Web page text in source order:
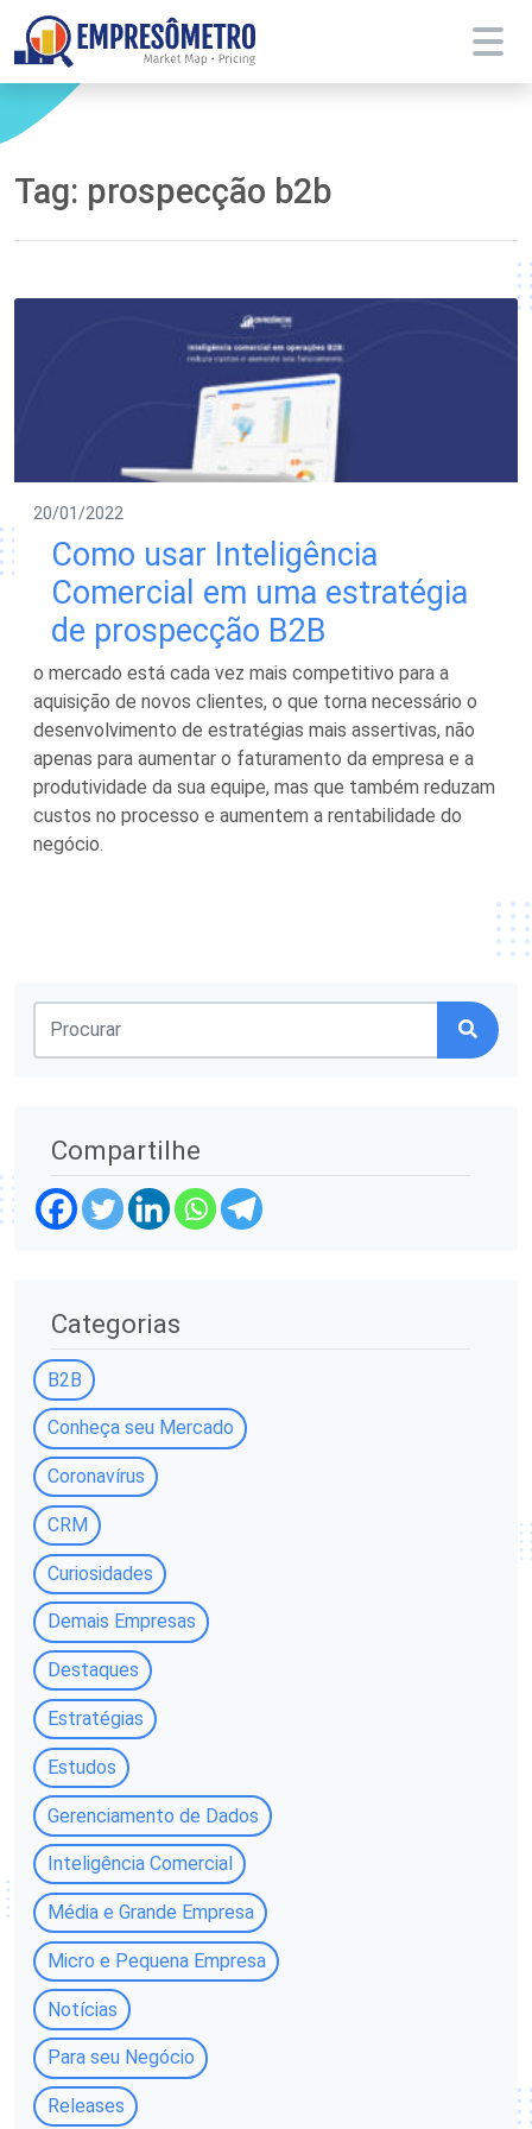
Tag: prospecção b2b
20/01/2022
Como usar Inteligência
Comercial em uma estratégia
de prospecção B2B
o mercado está cada vez mais competitivo para a
aquisição de novos clientes, o que torna necessário o
desenvolvimento de estratégias mais assertivas, não
apenas para aumentar o faturamento da empresa e a
produtividade da sua equipe, mas que também reduzam
custos no processo e aumentem a rentabilidade do
negócio.
Compartilhe
Categorias
B2B
Conheça seu Mercado
Coronavírus
CRM
Curiosidades
Demais Empresas
Destaques
Estratégias
Estudos
Gerenciamento de Dados
Inteligência Comercial
Média e Grande Empresa
Micro e Pequena Empresa
Notícias
Para seu Negócio
Releases